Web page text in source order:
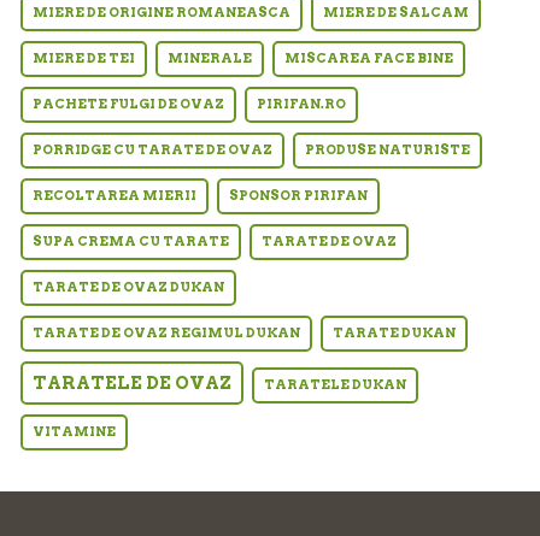
MIERE DE ORIGINE ROMANEASCA MIERE DE SALCAM
MIERE DE TEI MINERALE MISCAREA FACE BINE
PACHETE FULGI DE OVAZ PIRIFAN.RO
PORRIDGE CU TARATE DE OVAZ PRODUSE NATURISTE
RECOLTAREA MIERII SPONSOR PIRIFAN
SUPA CREMA CU TARATE TARATE DE OVAZ
TARATE DE OVAZ DUKAN
TARATE DE OVAZ REGIMUL DUKAN TARATE DUKAN
TARATELE DE OVAZ TARATELE DUKAN
VITAMINE